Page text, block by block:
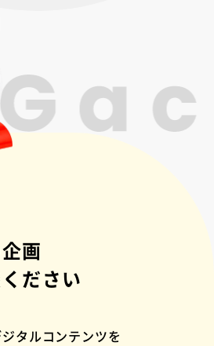
画
ださい
タルコンテンツを